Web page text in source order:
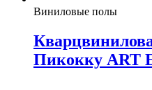
Виниловые полы
Пикокку ART